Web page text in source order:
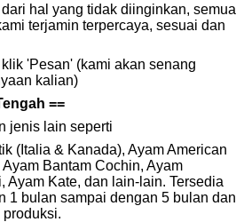
hal yang tidak diinginkan, semua
terjamin terpercaya, sesuai dan
'Pesan' (kami akan senang
kalian)
==
jenis lain seperti
(Italia & Kanada), Ayam American
Bantam Cochin, Ayam
Ayam Kate, dan lain-lain. Tersedia
1 bulan sampai dengan 5 bulan dan